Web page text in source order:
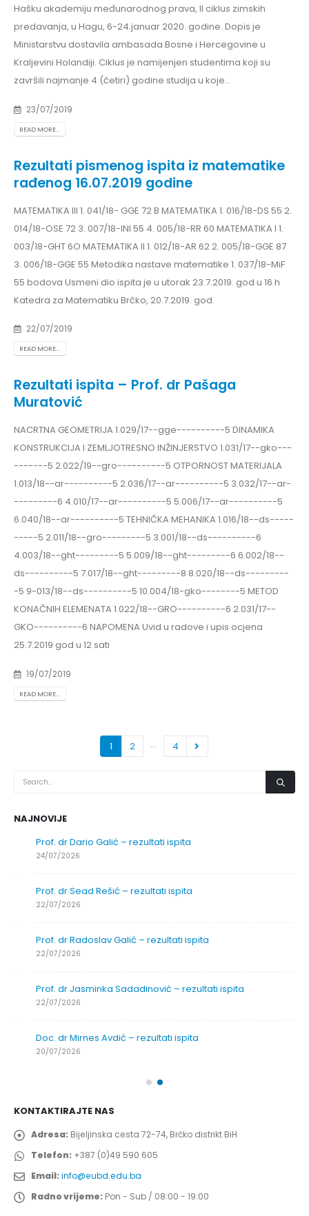
Hašku akademiju međunarodnog prava, II ciklus zimskih
predavanja, u Hagu, 6-24.januar 2020. godine. Dopis je
Ministarstvu dostavila ambasada Bosne i Hercegovine u
Kraljevini Holandiji. Ciklus je namijenjen studentima koji su
završili najmanje 4 (četiri) godine studija u koje...
23/07/2019
READ MORE...
Rezultati pismenog ispita iz matematike
rađenog 16.07.2019 godine
MATEMATIKA III 1. 041/18- GGE 72 B MATEMATIKA 1. 016/18-DS 55 2.
014/18-OSE 72 3. 007/18-INI 55 4. 005/18-RR 60 MATEMATIKA I 1.
003/18-GHT 6O MATEMATIKA II 1. 012/18-AR 62 2. 005/18-GGE 87
3. 006/18-GGE 55 Metodika nastave matematike 1. 037/18-MiF
55 bodova Usmeni dio ispita je u utorak 23.7.2019. god u 16 h
Katedra za Matematiku Brčko, 20.7.2019. god.
22/07/2019
READ MORE...
Rezultati ispita – Prof. dr Pašaga
Muratović
NACRTNA GEOMETRIJA 1.029/17--gge----------5 DINAMIKA
KONSTRUKCIJA I ZEMLJOTRESNO INŽINJERSTVO 1.031/17--gko---
-------5 2.022/19--gro----------5 OTPORNOST MATERIJALA
1.013/18--ar----------5 2.036/17--ar----------5 3.032/17--ar-
---------6 4.010/17--ar----------5 5.006/17--ar----------5
6.040/18--ar----------5 TEHNIČKA MEHANIKA 1.016/18--ds-----
-----5 2.011/18--gro---------5 3.001/18--ds----------6
4.003/18--ght---------5 5.009/18--ght---------6 6.002/18--
ds----------5 7.017/18--ght---------8 8.020/18--ds---------
-5 9-013/18--ds----------5 10.004/18-gko--------5 METOD
KONAČNIH ELEMENATA 1.022/18--GRO----------6 2.031/17--
GKO----------6 NAPOMENA Uvid u radove i upis ocjena
25.7.2019 god u 12 sati
19/07/2019
READ MORE...
1 2 … 4
NAJNOVIJE
Prof. dr Dario Galić – rezultati ispita
24/07/2026
Prof. dr Sead Rešić – rezultati ispita
22/07/2026
Prof. dr Radoslav Galić – rezultati ispita
22/07/2026
Prof. dr Jasminka Sadadinović – rezultati ispita
22/07/2026
Doc. dr Mirnes Avdić – rezultati ispita
20/07/2026
KONTAKTIRAJTE NAS
Adresa: Bijeljinska cesta 72-74, Brčko distrikt BiH
Telefon: +387 (0)49 590 605
Email:info@eubd.edu.ba
Radno vrijeme: Pon - Sub / 08:00 - 19:00